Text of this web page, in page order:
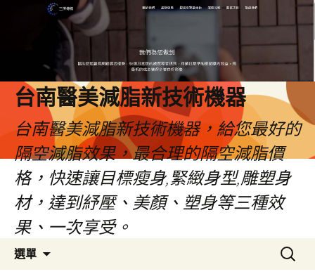
台南醫美減脂新技術機器
台南醫美減脂新技術機器，給您最好的
隔空減脂效果，最合理的隔空減脂價
格，快速讓目標瘦身,緊緻身型,雕塑身
材，達到紓壓、美顏、塑身等三種效
果、一次享受。
選單
搜
尋